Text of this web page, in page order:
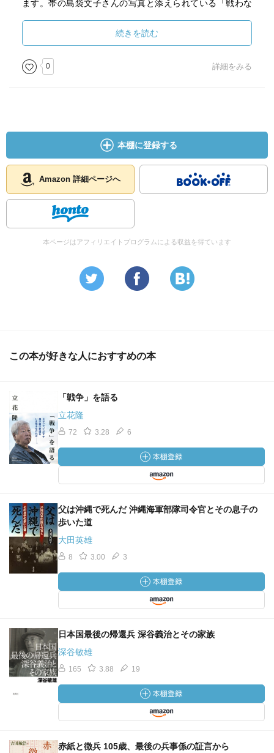
ます。帯の島袋文子さんの写真と添えられている「戦わな
問われているのだと思いました。
「基地をなくし戦争のない日本と世界を実現するための行
動する人が、一人でも増えてくれることを願っている」
続きを読む
0 詳細をみる
本棚に登録する
Amazon 詳細ページへ
本ページはアフィリエイトプログラムによる収益を得ています
この本が好きな人におすすめの本
「戦争」を語る
立花隆
72 3.28 6
父は沖縄で死んだ 沖縄海軍部隊司令官とその息子の
歩いた道
大田英雄
8 3.00 3
日本国最後の帰還兵 深谷義治とその家族
深谷敏雄
165 3.88 19
赤紙と徴兵 105歳、最後の兵事係の証言から